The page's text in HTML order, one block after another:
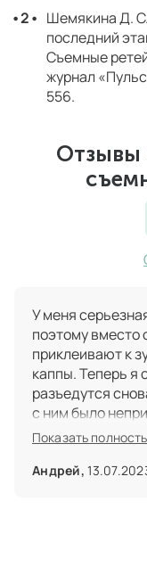
Шемякина Д.
последний
Съемные
журнал
556.
Отзывы
У меня
поэтому вместо
приклеивают к
каппы. Теперь я
разъедутся
с ним было
адаптировался
Показать
Андрей,